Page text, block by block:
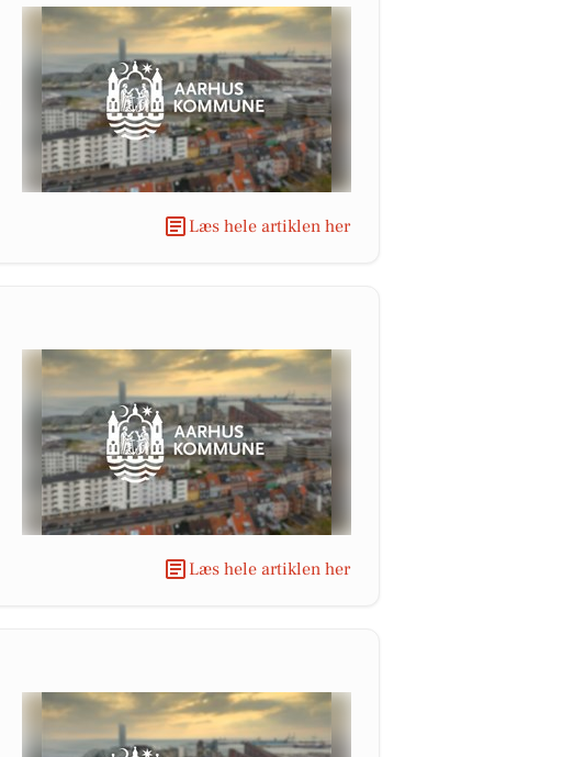
Læs hele artiklen her
Læs hele artiklen her